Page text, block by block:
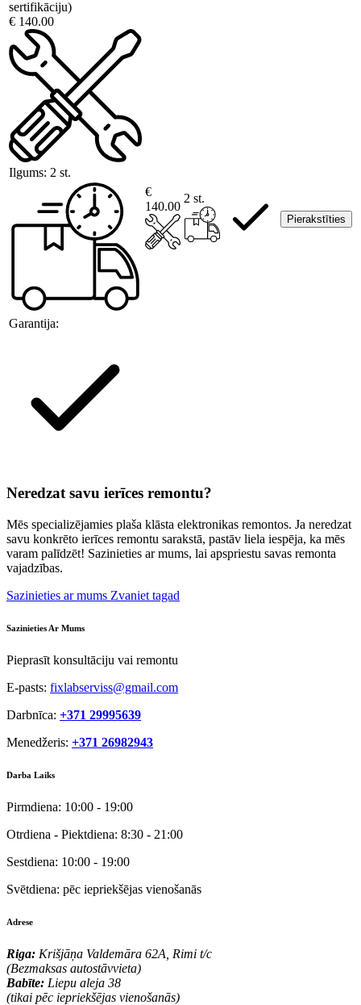
sertifikāciju)
€ 140.00
Ilgums: 2 st.
Garantija:
€
140.00
2 st.
Pierakstīties
Neredzat savu ierīces remontu?
Mēs specializējamies plaša klāsta elektronikas remontos. Ja neredzat
savu konkrēto ierīces remontu sarakstā, pastāv liela iespēja, ka mēs
varam palīdzēt! Sazinieties ar mums, lai apspriestu savas remonta
vajadzības.
Sazinieties ar mums Zvaniet tagad
Sazinieties Ar Mums
Pieprasīt konsultāciju vai remontu
E-pasts: fixlabserviss@gmail.com
Darbnīca: +371 29995639
Menedžeris: +371 26982943
Darba Laiks
Pirmdiena: 10:00 - 19:00
Otrdiena - Piektdiena: 8:30 - 21:00
Sestdiena: 10:00 - 19:00
Svētdiena: pēc iepriekšējas vienošanās
Adrese
Riga: Krišjāņa Valdemāra 62A, Rimi t/c
(Bezmaksas autostāvvieta)
Babīte: Liepu aleja 38
(tikai pēc iepriekšējas vienošanās)